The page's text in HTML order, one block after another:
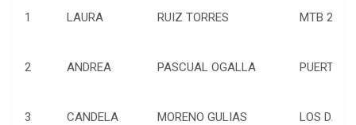
1 LAURA RUIZ TORRES MTB
2 ANDREA PASCUAL OGALLA PUERTO
3 CANDELA MORENO GULIAS LOS